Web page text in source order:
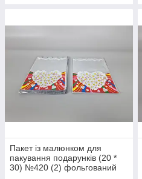
Пакет із малюнком для
пакування подарунків (20 *
30) №420 (2) фольгований